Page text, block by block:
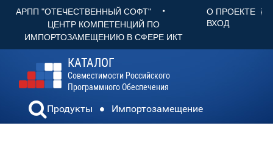
АРПП "ОТЕЧЕСТВЕННЫЙ СОФТ" •
ЦЕНТР КОМПЕТЕНЦИЙ ПО
ИМПОРТОЗАМЕЩЕНИЮ В СФЕРЕ ИКТ
О ПРОЕКТЕ
ВХОД
КАТАЛОГ
Совместимости Российского
Программного Обеспечения
Продукты Импортозамещение